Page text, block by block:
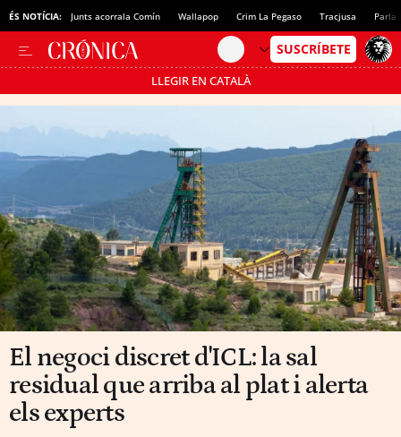
ÉS NOTÍCIA: Junts acorrala Comín Wallapop Crim La Pegaso Tracjusa Parla
LLEGIR EN CATALÀ
Passa’t al mode estalvi
El negoci discret d'ICL: la sal
residual que arriba al plat i alerta
els experts